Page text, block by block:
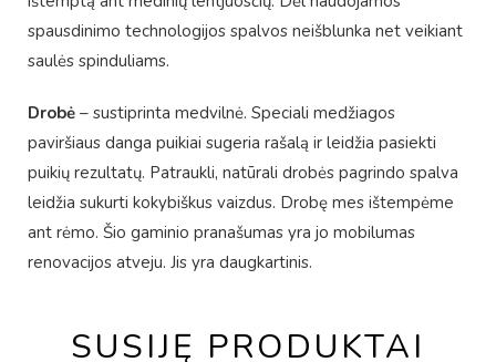
spausdinimo technologijos spalvos neišblunka net veikiant
saulės spinduliams.
Drobė – sustiprinta medvilnė. Speciali medžiagos
paviršiaus danga puikiai sugeria rašalą ir leidžia pasiekti
puikių rezultatų. Patraukli, natūrali drobės pagrindo spalva
leidžia sukurti kokybiškus vaizdus. Drobę mes ištempėme
ant rėmo. Šio gaminio pranašumas yra jo mobilumas
renovacijos atveju. Jis yra daugkartinis.
SUSIJĘ PRODUKTAI